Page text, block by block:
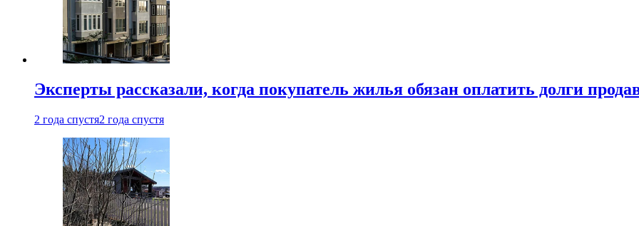
Эксперты рассказали, когда покупатель жилья обязан оплатить долги
2 года спустя2 года спустя